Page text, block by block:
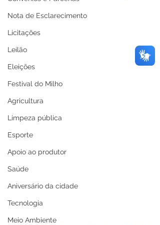
Nota de Esclarecimento
Licitações
Leilão
Eleições
Festival do Milho
Agricultura
Limpeza pública
Esporte
Apoio ao produtor
Saúde
Aniversário da cidade
Tecnologia
Meio Ambiente